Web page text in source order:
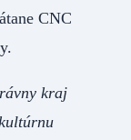
CNC
kraj